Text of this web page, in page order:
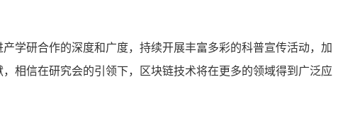
学研合作的深度和广度，持续开展丰富多彩的科普宣传活动，加
相信在研究会的引领下，区块链技术将在更多的领域得到广泛应